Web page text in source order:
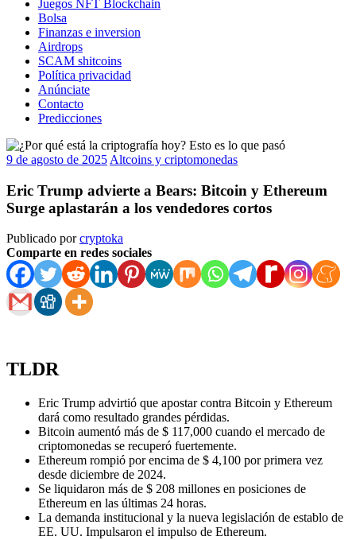
Juegos NFT Blockchain
Bolsa
Finanzas e inversion
Airdrops
SCAM shitcoins
Política privacidad
Anúnciate
Contacto
Predicciones
9 de agosto de 2025 Altcoins y criptomonedas
Eric Trump advierte a Bears: Bitcoin y Ethereum
Surge aplastarán a los vendedores cortos
Publicado porcryptoka
Comparte en redes sociales
TLDR
Eric Trump advirtió que apostar contra Bitcoin y Ethereum
dará como resultado grandes pérdidas.
Bitcoin aumentó más de $ 117,000 cuando el mercado de
criptomonedas se recuperó fuertemente.
Ethereum rompió por encima de $ 4,100 por primera vez
desde diciembre de 2024.
Se liquidaron más de $ 208 millones en posiciones de
Ethereum en las últimas 24 horas.
La demanda institucional y la nueva legislación de establo de
EE. UU. Impulsaron el impulso de Ethereum.